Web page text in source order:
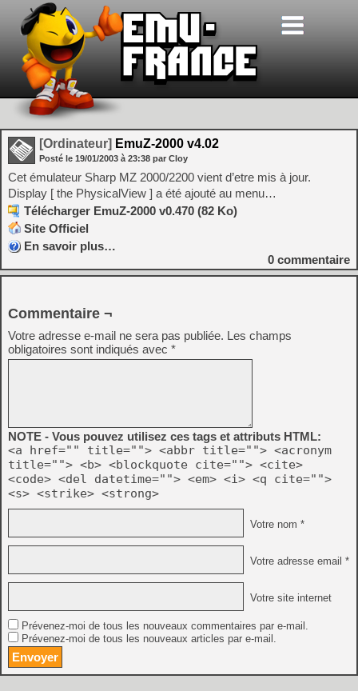
[Ordinateur] EmuZ-2000 v4.02
Posté le 19/01/2003 à 23:38 par Cloy
Cet émulateur Sharp MZ 2000/2200 vient d’etre mis à jour.
Display [ the PhysicalView ] a été ajouté au menu…
Télécharger EmuZ-2000 v0.470 (82 Ko)
Site Officiel
En savoir plus…
0 commentaire
Commentaire ¬
Votre adresse e-mail ne sera pas publiée. Les champs
obligatoires sont indiqués avec *
NOTE - Vous pouvez utilisez ces tags et attributs HTML:
<a href="" title=""> <abbr title=""> <acronym
title=""> <b> <blockquote cite=""> <cite>
<code> <del datetime=""> <em> <i> <q cite="">
<s> <strike> <strong>
Votre nom *
Votre adresse email *
Votre site internet
Prévenez-moi de tous les nouveaux commentaires par e-mail.
Prévenez-moi de tous les nouveaux articles par e-mail.